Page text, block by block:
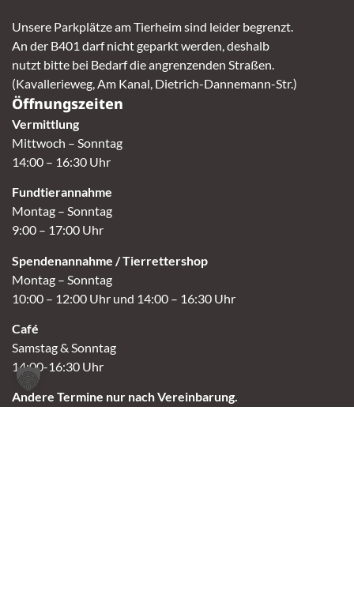
Unsere Parkplätze am Tierheim sind leider begrenzt.
An der B401 darf nicht geparkt werden, deshalb
nutzt bitte bei Bedarf die angrenzenden Straßen.
(Kavallerieweg, Am Kanal, Dietrich-Dannemann-Str.)
Öffnungszeiten
Vermittlung
Mittwoch – Sonntag
14:00 – 16:30 Uhr
Fundtierannahme
Montag – Sonntag
9:00 – 17:00 Uhr
Spendenannahme / Tierrettershop
Montag – Sonntag
10:00 – 12:00 Uhr und 14:00 – 16:30 Uhr
Café
Samstag & Sonntag
14:00-16:30 Uhr
Andere Termine nur nach Vereinbarung.